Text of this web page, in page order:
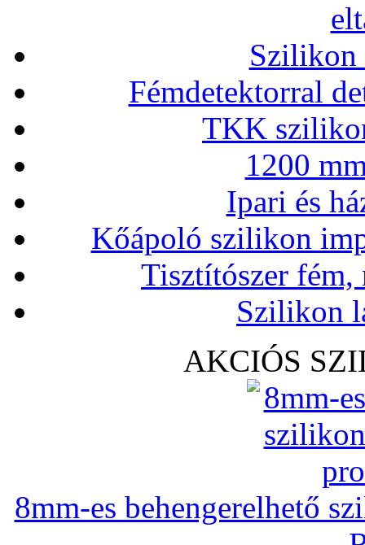
Szilikon
Fémdetektorral
TKK
1200
Ipari és
Kőápoló szilikon
Tisztítószer
Szilikon
AKCIÓS
8mm-es behengerelhető